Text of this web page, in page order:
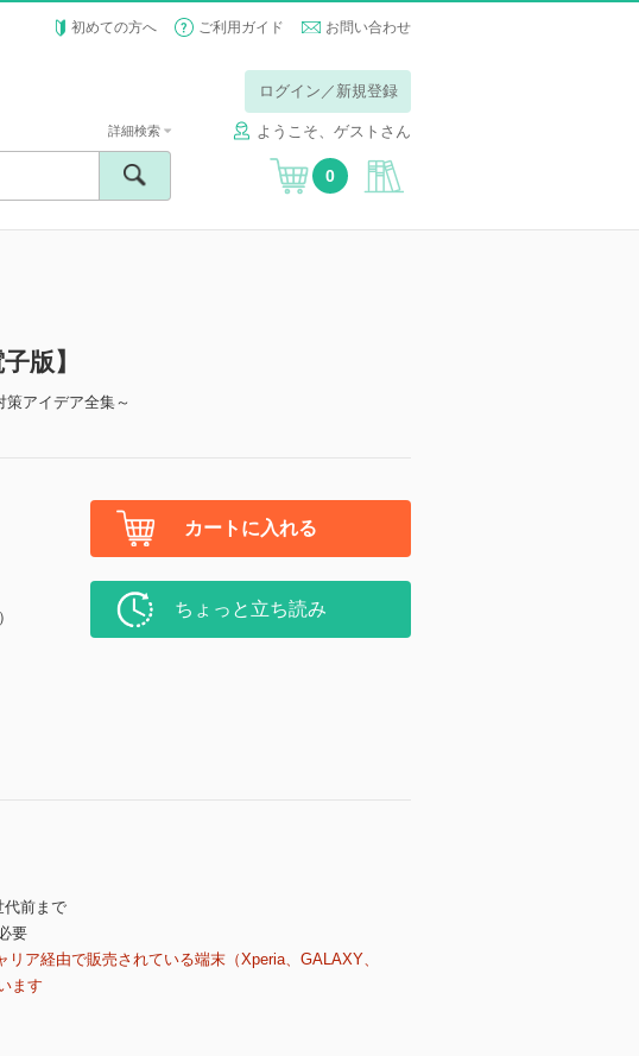
初めての方へ ご利用ガイド お問い合わせ
ログイン／新規登録
ようこそ、ゲストさん
詳細検索
0
版】
策アイデア全集～
カートに入れる
ちょっと立ち読み
代前まで
要
ア経由で販売されている端末（Xperia、GALAXY、
ます